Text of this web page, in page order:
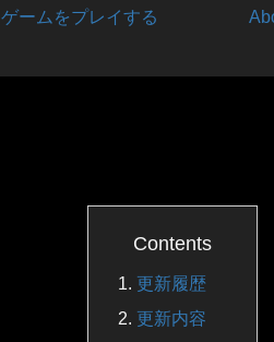
ゲームをプレイする
Contents
更新履歴
更新内容